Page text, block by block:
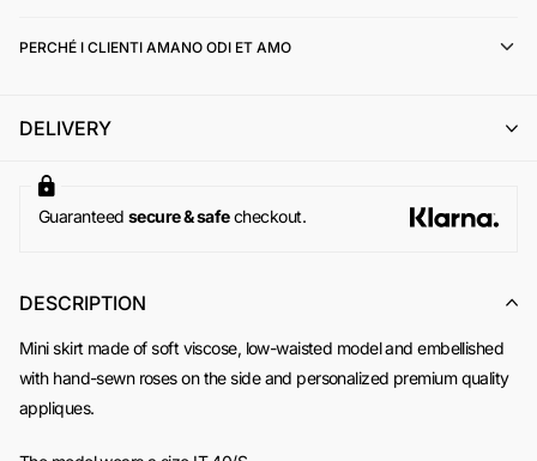
il cambio con un altro articolo di pari o superiore valore (con
importo, utilizzabile per un successivo ordine online su
Per maggiori informazioni, si invita a consultare la sezione
dedicata aiResi e Rimborsi.
PERCHÉ I CLIENTI AMANO ODI ET AMO
DELIVERY
Guaranteed secure & safecheckout.
DESCRIPTION
Mini skirt made of soft viscose, low-waisted model and embellished
with hand-sewn roses on the side and personalized premium quality
appliques.